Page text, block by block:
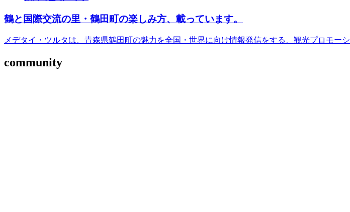
鶴と国際交流の里・鶴田町の楽しみ方、載っています。
メデタイ・ツルタは、青森県鶴田町の魅力を全国・世界に向け情報発信をする、観光プロモー
community